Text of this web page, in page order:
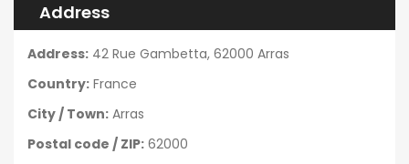
Address
Address: 42 Rue Gambetta, 62000 Arras
Country: France
City / Town: Arras
Postal code / ZIP: 62000